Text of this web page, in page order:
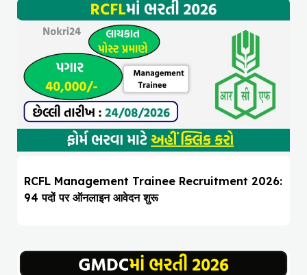
RCFL Management Trainee Recruitment 2026:
94 पदों पर ऑनलाइन आवेदन शुरू